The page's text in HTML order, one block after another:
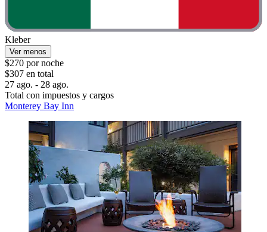
Kleber
Ver menos
$270 por noche
$307 en total
27 ago. - 28 ago.
Total con impuestos y cargos
Monterey Bay Inn